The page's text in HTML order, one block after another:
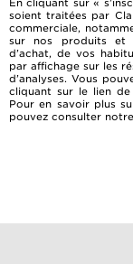
En cliquant sur «
soient traitées par
commerciale,
sur nos produits et
d’achat, de vos
par affichage sur les
d’analyses. Vous
cliquant sur le lien de
Pour en savoir plus
pouvez consulter notre